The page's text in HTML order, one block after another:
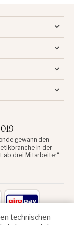
gewann den
in der
ab drei Mitarbeiter“.
technischen